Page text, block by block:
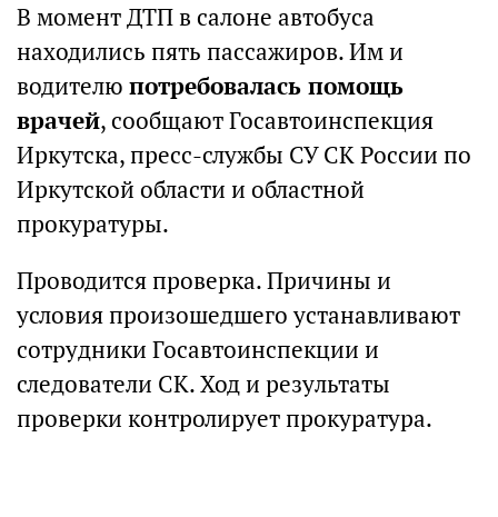
В момент ДТП в салоне автобуса
находились пять пассажиров. Им и
водителю потребовалась помощь
врачей, сообщают Госавтоинспекция
Иркутска, пресс-службы СУ СК России по
Иркутской области и областной
прокуратуры.
Проводится проверка. Причины и
условия произошедшего устанавливают
сотрудники Госавтоинспекции и
следователи СК. Ход и результаты
проверки контролирует прокуратура.